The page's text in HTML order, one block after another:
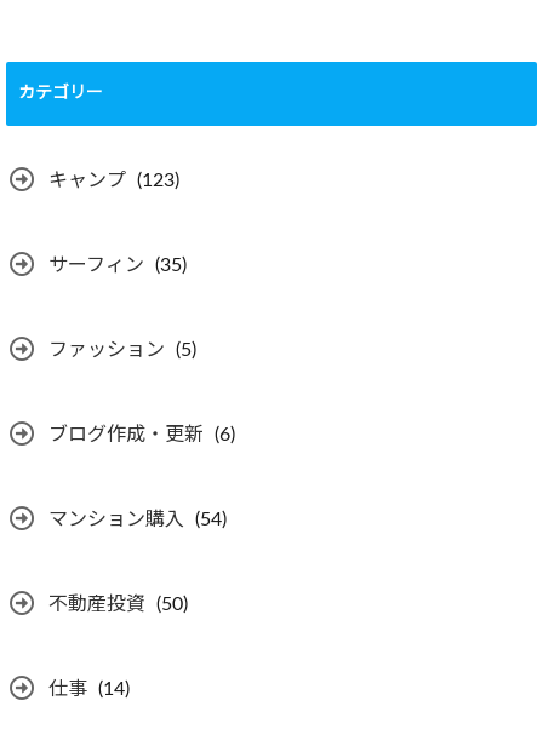
カテゴリー
キャンプ (123)
サーフィン (35)
ファッション (5)
ブログ作成・更新 (6)
マンション購入 (54)
不動産投資 (50)
仕事 (14)